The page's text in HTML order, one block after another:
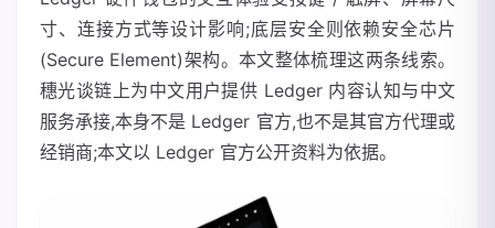
寸、连接方式等设计影响;底层安全则依赖安全芯片
(Secure Element)架构。本文整体梳理这两条线索。
穗光谈链上为中文用户提供 Ledger 内容认知与中文
服务承接,本身不是 Ledger 官方,也不是其官方代理或
经销商;本文以 Ledger 官方公开资料为依据。